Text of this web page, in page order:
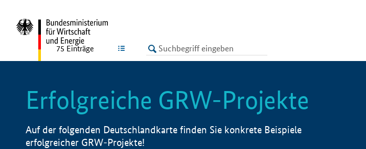
LISTE
75 Einträge
Erfolgreiche GRW-Projekte
Auf der folgenden Deutschlandkarte finden Sie konkrete Beispiele
erfolgreicher GRW-Projekte!